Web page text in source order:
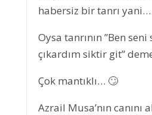
habersiz bir tanrı yani…
Oysa tanrının ”Ben
çıkardım siktir git”
Çok mantıklı… 🙄
Azrail Musa’nın